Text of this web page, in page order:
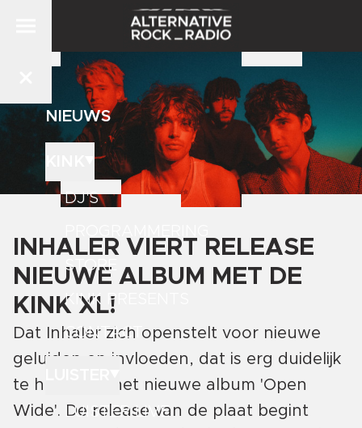
NIEUWS
DJ'S
STORE
KINK PRESENTS
CONTACT
LUISTER LIVE
INHALER VIERT RELEASE
NIEUWE ALBUM MET DE
KINK XL!
Dat Inhaler zich openstelt voor nieuwe
geluiden en invloeden, dat is erg duidelijk
te horen op het nieuwe album 'Open
Wide'. De release van de plaat begint